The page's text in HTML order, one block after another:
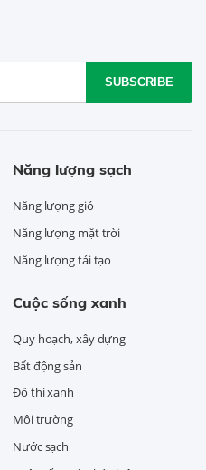
SUBSCRIBE
Năng lượng sạch
Năng lượng gió
Năng lượng mặt trời
Năng lượng tái tạo
Cuộc sống xanh
Quy hoạch, xây dựng
Bất động sản
Đô thị xanh
Môi trường
Nước sạch